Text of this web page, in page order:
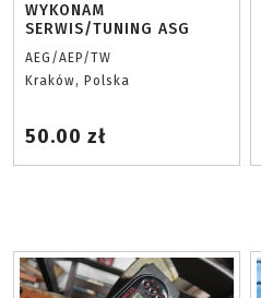
WYKONAM
SERWIS/TUNING ASG
AEG/AEP/TW
Kraków, Polska
50.00 zł